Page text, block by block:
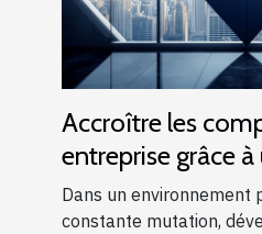
Accroître les
entreprise grâce
conseil et
Dans un environnement
constante mutation,